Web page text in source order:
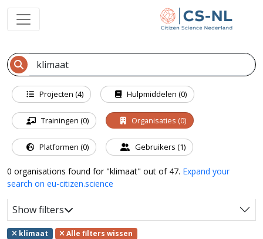
Projecten (4) Hulpmiddelen (0)
Trainingen (0) Organisaties (0)
Platformen (0) Gebruikers (1)
0 organisations found for "klimaat" out of 47. Expand your
search on eu-citizen.science
Show filters
klimaat Alle filters wissen